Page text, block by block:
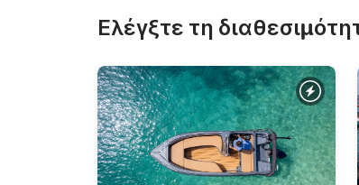
Ελέγξτε τη